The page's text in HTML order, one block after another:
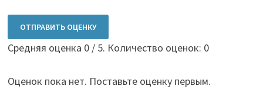
ОТПРАВИТЬ ОЦЕНКУ
Средняя оценка 0/ 5. Количество оценок: 0
Оценок пока нет. Поставьте оценку первым.